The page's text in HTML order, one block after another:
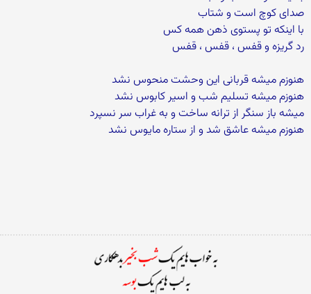
صدای کوچ است و شتاب
با اینکه تو پستوی ذهن همه کس
رد گریزه و قفس ، قفس ، قفس
هنوزم میشه قربانی این وحشت منحوس نشد
هنوزم میشه تسلیم شب و اسیر کابوس نشد
میشه باز سنگر از ترانه ساخت و به غراب سر نسپرد
هنوزم میشه عاشق شد و از ستاره مایوس نشد